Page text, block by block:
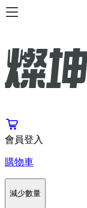
會員登入
購物車
減少數量